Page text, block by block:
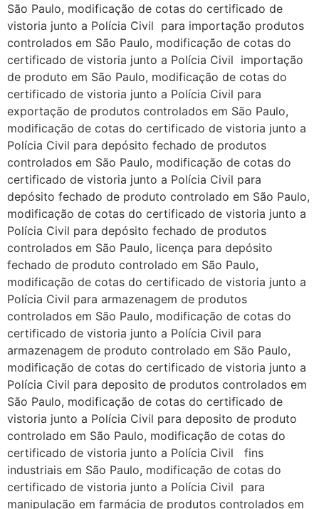
São Paulo, modificação de cotas do certificado de
vistoria junto a Polícia Civil para importação produtos
controlados em São Paulo, modificação de cotas do
certificado de vistoria junto a Polícia Civil importação
de produto em São Paulo, modificação de cotas do
certificado de vistoria junto a Polícia Civil para
exportação de produtos controlados em São Paulo,
modificação de cotas do certificado de vistoria junto a
Polícia Civil para depósito fechado de produtos
controlados em São Paulo, modificação de cotas do
certificado de vistoria junto a Polícia Civil para
depósito fechado de produto controlado em São Paulo,
modificação de cotas do certificado de vistoria junto a
Polícia Civil para depósito fechado de produtos
controlados em São Paulo, licença para depósito
fechado de produto controlado em São Paulo,
modificação de cotas do certificado de vistoria junto a
Polícia Civil para armazenagem de produtos
controlados em São Paulo, modificação de cotas do
certificado de vistoria junto a Polícia Civil para
armazenagem de produto controlado em São Paulo,
modificação de cotas do certificado de vistoria junto a
Polícia Civil para deposito de produtos controlados em
São Paulo, modificação de cotas do certificado de
vistoria junto a Polícia Civil para deposito de produto
controlado em São Paulo, modificação de cotas do
certificado de vistoria junto a Polícia Civil fins
industriais em São Paulo, modificação de cotas do
certificado de vistoria junto a Polícia Civil para
manipulação em farmácia de produtos controlados em